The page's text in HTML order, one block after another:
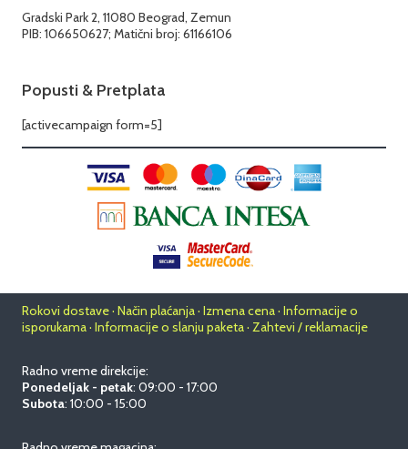
Gradski Park 2, 11080 Beograd, Zemun
PIB: 106650627; Matični broj: 61166106
Popusti & Pretplata
[activecampaign form=5]
Rokovi dostave · Način plaćanja · Izmena cena · Informacije o
isporukama · Informacije o slanju paketa · Zahtevi / reklamacije
Radno vreme direkcije:
Ponedeljak - petak: 09:00 - 17:00
Subota: 10:00 - 15:00